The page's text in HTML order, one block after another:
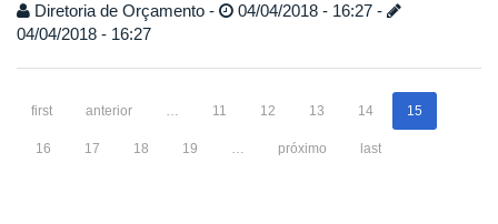
Diretoria de Orçamento -
04/04/2018 - 16:27 -
04/04/2018 - 16:27
first anterior … 11 12 13 14 15
16 17 18 19 … próximo last